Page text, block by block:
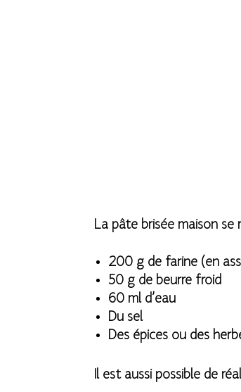
La pâte brisée maison
200 g de farine (en
50 g de beurre froid
60 ml d’eau
Du sel
Des épices ou des
Il est aussi possible de